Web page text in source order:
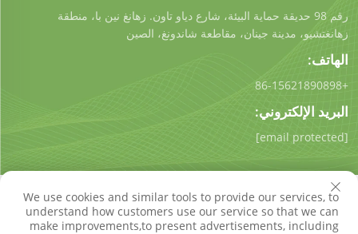
رقم 98 حديقة حماية البيئة، شارع دياو تاون. زهانغ نين با، منطقة
زهانغتشيو، مدينة جينان، مقاطعة شاندونغ، الصين
الهاتف:
+86-15621890898
البريد الإلكتروني:
[email protected]
We use cookies and similar tools to provide our services, to
understand how customers use our service so that we can
make improvements,to present advertisements, including